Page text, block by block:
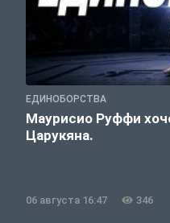
ЕДИНОБОРСТВА
Маурисио Руффи
Царукяна.
06 августа 16:47 346